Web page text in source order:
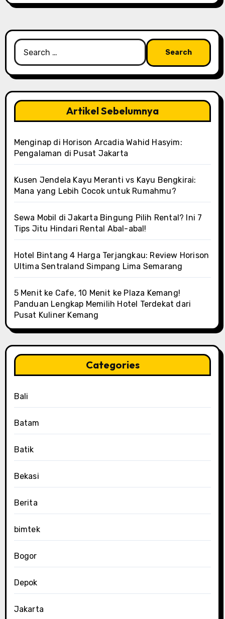
Search
for:
Artikel Sebelumnya
Menginap di Horison Arcadia Wahid Hasyim:
Pengalaman di Pusat Jakarta
Kusen Jendela Kayu Meranti vs Kayu Bengkirai:
Mana yang Lebih Cocok untuk Rumahmu?
Sewa Mobil di Jakarta Bingung Pilih Rental? Ini 7
Tips Jitu Hindari Rental Abal-abal!
Hotel Bintang 4 Harga Terjangkau: Review Horison
Ultima Sentraland Simpang Lima Semarang
5 Menit ke Cafe, 10 Menit ke Plaza Kemang!
Panduan Lengkap Memilih Hotel Terdekat dari
Pusat Kuliner Kemang
Categories
Bali
Batam
Batik
Bekasi
Berita
bimtek
Bogor
Depok
Jakarta